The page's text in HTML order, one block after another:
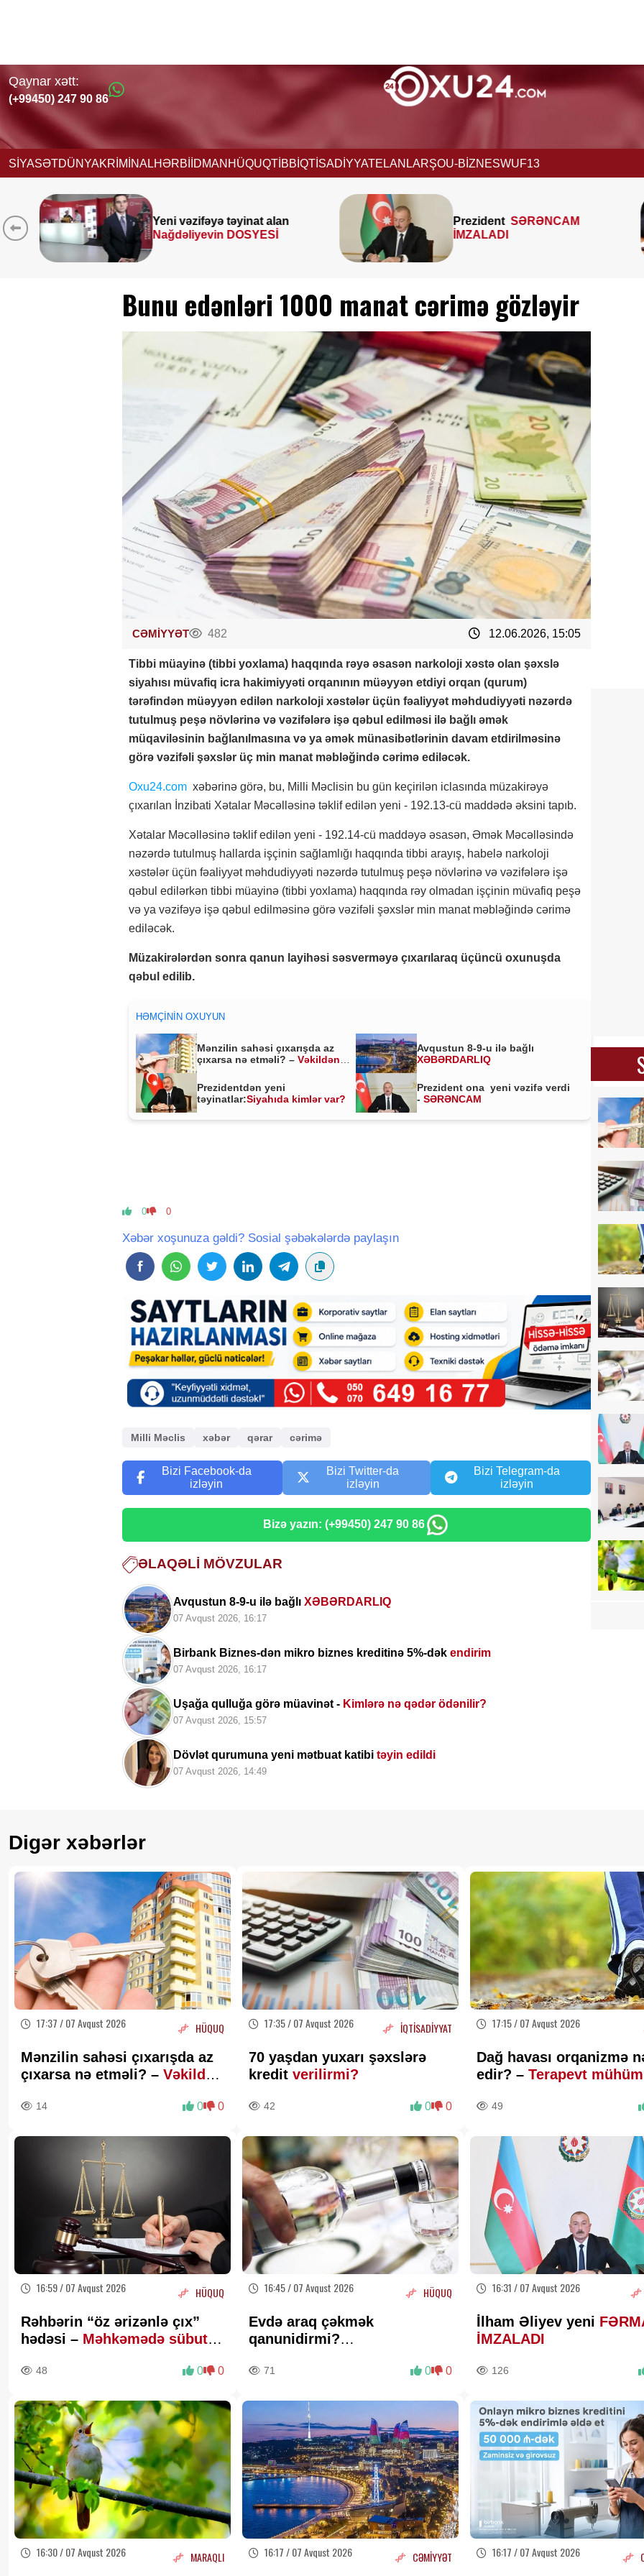
Qaynar xətt:
(+99450) 247 90 86
SİYASƏTDÜNYAKRİMİNAL HƏRBİİDMANHÜQUQTİBBİQTİSADİYYATELANLARŞOU-BİZNESWUF13
PrezidentSƏRƏNCAM
İMZALADI
MTK-ların mənzil sahəsini
çöldən-çölə ölçməsi
qanunidirmi? –
Bunu edənləri 1000 manat cərimə gözləyir
CƏMİYYƏT 482 12.06.2026, 15:05
Tibbi müayinə (tibbi yoxlama) haqqında rəyə əsasən narkoloji xəstə olan şəxslə
siyahısı müvafiq icra hakimiyyəti orqanının müəyyən etdiyi orqan (qurum)
tərəfindən müəyyən edilən narkoloji xəstələr üçün fəaliyyət məhdudiyyəti nəzərdə
tutulmuş peşə növlərinə və vəzifələrə işə qəbul edilməsi ilə bağlı əmək
müqaviləsinin bağlanılmasına və ya əmək münasibətlərinin davam etdirilməsinə
görə vəzifəli şəxslər üç min manat məbləğində cərimə ediləcək.
Oxu24.com xəbərinə görə, bu, Milli Məclisin bu gün keçirilən iclasında müzakirəyə
çıxarılan İnzibati Xətalar Məcəlləsinə təklif edilən yeni - 192.13-cü maddədə əksini tapıb.
Xətalar Məcəlləsinə təklif edilən yeni - 192.14-cü maddəyə əsasən, Əmək Məcəlləsində
nəzərdə tutulmuş hallarda işçinin sağlamlığı haqqında tibbi arayış, habelə narkoloji
xəstələr üçün fəaliyyət məhdudiyyəti nəzərdə tutulmuş peşə növlərinə və vəzifələrə işə
qəbul edilərkən tibbi müayinə (tibbi yoxlama) haqqında rəy olmadan işçinin müvafiq peşə
və ya vəzifəyə işə qəbul edilməsinə görə vəzifəli şəxslər min manat məbləğində cərimə
ediləcək.
Müzakirələrdən sonra qanun layihəsi səsverməyə çıxarılaraq üçüncü oxunuşda
qəbul edilib.
HƏMÇININ OXUYUN
Mənzilin sahəsi çıxarışda az
çıxarsa nə etməli? –Vəkildən
Avqustun 8-9-u ilə bağlı
XƏBƏRDARLIQ
Prezidentdən yeni
təyinatlar:Siyahıda kimlər var?
Prezident ona yeni vəzifə verdi
-SƏRƏNCAM
0 0
Xəbər xoşunuza gəldi? Sosial şəbəkələrdə paylaşın
Milli Məclis xəbər qərar cərimə
Bizi Facebook-da
izləyin
Bizi Twitter-da
izləyin
Bizi Telegram-da
izləyin
Bizə yazın: (+99450) 247 90 86
ƏLAQƏLI MÖVZULAR
Avqustun 8-9-u ilə bağlıXƏBƏRDARLIQ
07 Avqust 2026, 16:17
Birbank Biznes-dən mikro biznes kreditinə 5%-dək endirim
07 Avqust 2026, 16:17
Uşağa qulluğa görə müavinət - Kimlərə nə qədər ödənilir?
07 Avqust 2026, 15:57
Dövlət qurumuna yeni mətbuat katibitəyin edildi
07 Avqust 2026, 14:49
Digər xəbərlər
17:37 / 07 Avqust 2026 HÜQUQ
Mənzilin sahəsi çıxarışda az
çıxarsa nə etməli? – Vəkildən
14 0 0
17:35 / 07 Avqust 2026 İQTİSADİYYAT
70 yaşdan yuxarı şəxslərə
kredit verilirmi?
42 0 0
17:15 / 07 Avqust 2026
Dağ havası orqanizmə
edir? – Terapevt mühüm
49
16:59 / 07 Avqust 2026 HÜQUQ
Rəhbərin “öz ərizənlə çıx”
hədəsi – Məhkəmədə sübut
48 0 0
16:45 / 07 Avqust 2026 HÜQUQ
Evdə araq çəkmək
qanunidirmi?
açıqlama
71 0 0
16:31 / 07 Avqust 2026
İlham Əliyev yeni
İMZALADI
126
16:30 / 07 Avqust 2026 MARAQLI 16:17 / 07 Avqust 2026 CƏMİYYƏT 16:17 / 07 Avqust 2026